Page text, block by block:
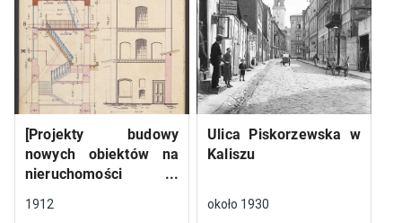
[Projekty budowy
nowych obiektów na
nieruchomości
numerem 34 przy ulicy
1912
Ulica Piskorzewska w
Kaliszu
około 1930